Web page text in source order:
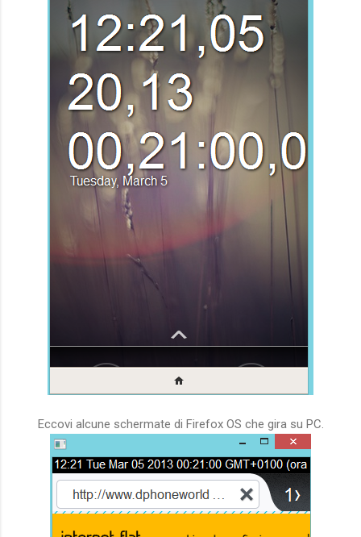
Eccovi alcune schermate di Firefox OS che gira su PC.